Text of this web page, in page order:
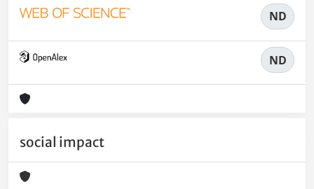
ND
ND
social impact